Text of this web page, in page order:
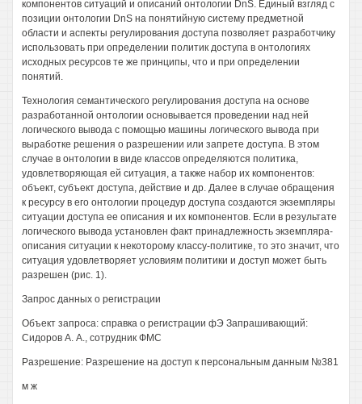
компонентов ситуаций и описаний онтологии DnS. Единый взгляд с
позиции онтологии DnS на понятийную систему предметной
области и аспекты регулирования доступа позволяет разработчику
использовать при определении политик доступа в онтологиях
исходных ресурсов те же принципы, что и при определении
понятий.
Технология семантического регулирования доступа на основе
разработанной онтологии основывается проведении над ней
логического вывода с помощью машины логического вывода при
выработке решения о разрешении или запрете доступа. В этом
случае в онтологии в виде классов определяются политика,
удовлетворяющая ей ситуация, а также набор их компонентов:
объект, субъект доступа, действие и др. Далее в случае обращения
к ресурсу в его онтологии процедур доступа создаются экземпляры
ситуации доступа ее описания и их компонентов. Если в результате
логического вывода установлен факт принадлежность экземпляра-
описания ситуации к некоторому классу-политике, то это значит, что
ситуация удовлетворяет условиям политики и доступ может быть
разрешен (рис. 1).
Запрос данных о регистрации
Объект запроса: справка о регистрации фЭ Запрашивающий:
Сидоров А. А., сотрудник ФМС
Разрешение: Разрешение на доступ к персональным данным №381
м ж